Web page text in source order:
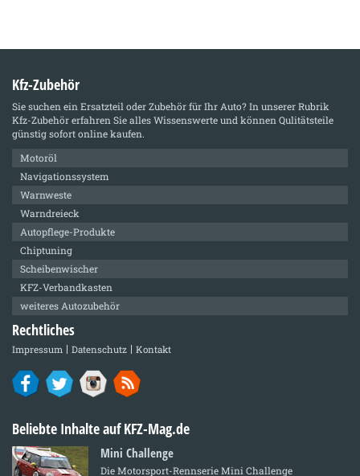
Kfz-Zubehör
Sie suchen ein Ersatzteil oder Zubehör für Ihr Auto? In unserer Rubrik
Kfz-Zubehörerfahren Sie alles Wissenswerte und können Qulitätsteile
günstig sofort online kaufen.
Motoröl
Navigationssystem
Warnweste
Warndreieck
Autopflege-Produkte
Chiptuning
Scheibenwischer
KFZ-Verbandkasten
weiteres Autozubehör
Rechtliches
Impressum Datenschutz Kontakt
Beliebte Inhalte auf KFZ-Mag.de
Mini Challenge
Die Motorsport-Rennserie Mini Challenge